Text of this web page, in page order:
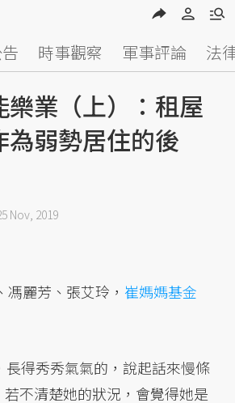
時事觀察 軍事評論 法
樂業（上）：租屋
為弱勢居住的後
Nov, 2019
馮麗芳、張艾玲， 崔媽媽基金
長得秀秀氣氣的，說起話來慢條
不清楚她的狀況，會覺得她是